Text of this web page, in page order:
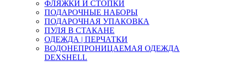
ФЛЯЖКИ И СТОПКИ
ПОДАРОЧНЫЕ НАБОРЫ
ПОДАРОЧНАЯ УПАКОВКА
ПУЛЯ В СТАКАНЕ
ОДЕЖДА | ПЕРЧАТКИ
ВОДОНЕПРОНИЦАЕМАЯ ОДЕЖДА
DEXSHELL